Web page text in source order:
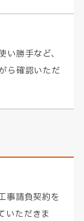
勝手など、
ら確認いただ
事請負契約を
いただきま